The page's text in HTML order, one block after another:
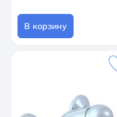
В корзину